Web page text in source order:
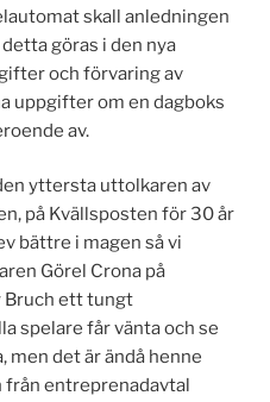
skall anledningen
göras i den nya
och förvaring av
uppgifter om en dagboks
av.
yttersta uttolkaren av
på Kvällsposten för 30 år
bättre i magen så vi
Görel Crona på
Bruch ett tungt
spelare får vänta och se
det är ändå henne
från entreprenadavtal